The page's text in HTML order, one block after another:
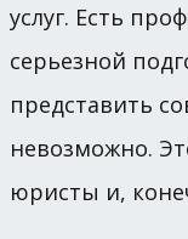
услуг. Есть
серьезной
представить
невозможно.
юристы и,